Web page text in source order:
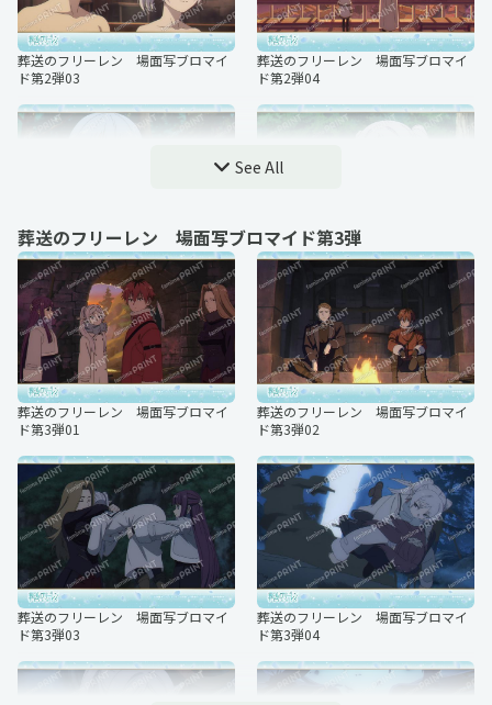
葬送のフリーレン 場面写ブロマイ
葬送のフリーレン 場面写ブロマイ
葬送のフリーレン 場面写ブロマイ
ド第1弾11
葬送のフリーレン 場面写ブロマイ
ド第1弾12
葬送のフリーレン 場面写ブロマイ
ド第1弾13
葬送のフリーレン 場面写ブロマイ
ド第1弾14
葬送のフリーレン 場面写ブロマイ
ド第1弾15
葬送のフリーレン 場面写ブロマイ
ド第1弾16
葬送のフリーレン 場面写ブロマイ
葬送のフリーレン 場面写ブロマイ
葬送のフリーレン 場面写ブロマイ
ド第2弾03
葬送のフリーレン 場面写ブロマイ
ド第2弾04
葬送のフリーレン 場面写ブロマイ
ド第2弾05
葬送のフリーレン 場面写ブロマイ
ド第2弾06
葬送のフリーレン 場面写ブロマイ
ド第2弾07
葬送のフリーレン 場面写ブロマイ
ド第2弾08
葬送のフリーレン 場面写ブロマイ
葬送のフリーレン 場面写ブロマイ
ド第2弾10
See All
葬送のフリーレン 場面写ブロマイド第3弾
葬送のフリーレン 場面写ブロマイ
ド第3弾01
葬送のフリーレン 場面写ブロマイ
ド第3弾02
葬送のフリーレン 場面写ブロマイ
ド第3弾03
葬送のフリーレン 場面写ブロマイ
ド第3弾04